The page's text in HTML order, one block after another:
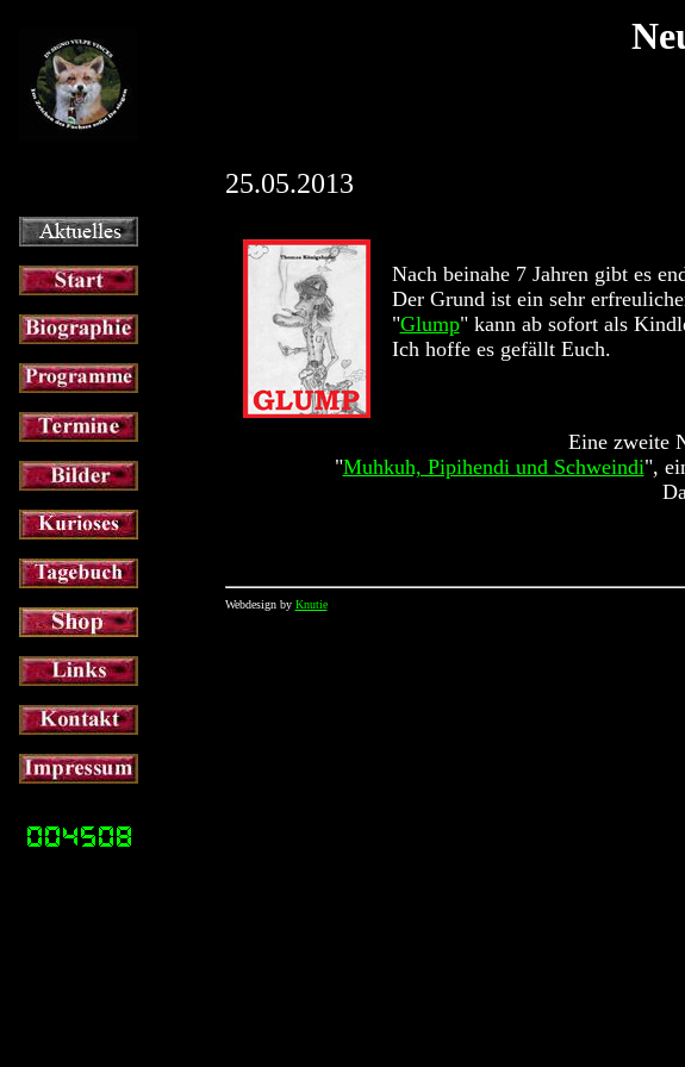
25.05.2013
Nach beinahe 7 Jahren gibt es
Der Grund ist ein sehr
"Glump" kann ab sofort als
Ich hoffe es gefällt Euch.
Eine zweite
"Muhkuh, Pipihendi und Schweindi",
Webdesign by Knutie